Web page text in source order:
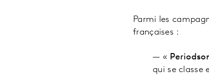
Parmi les
françaises :
— «
qui se classe